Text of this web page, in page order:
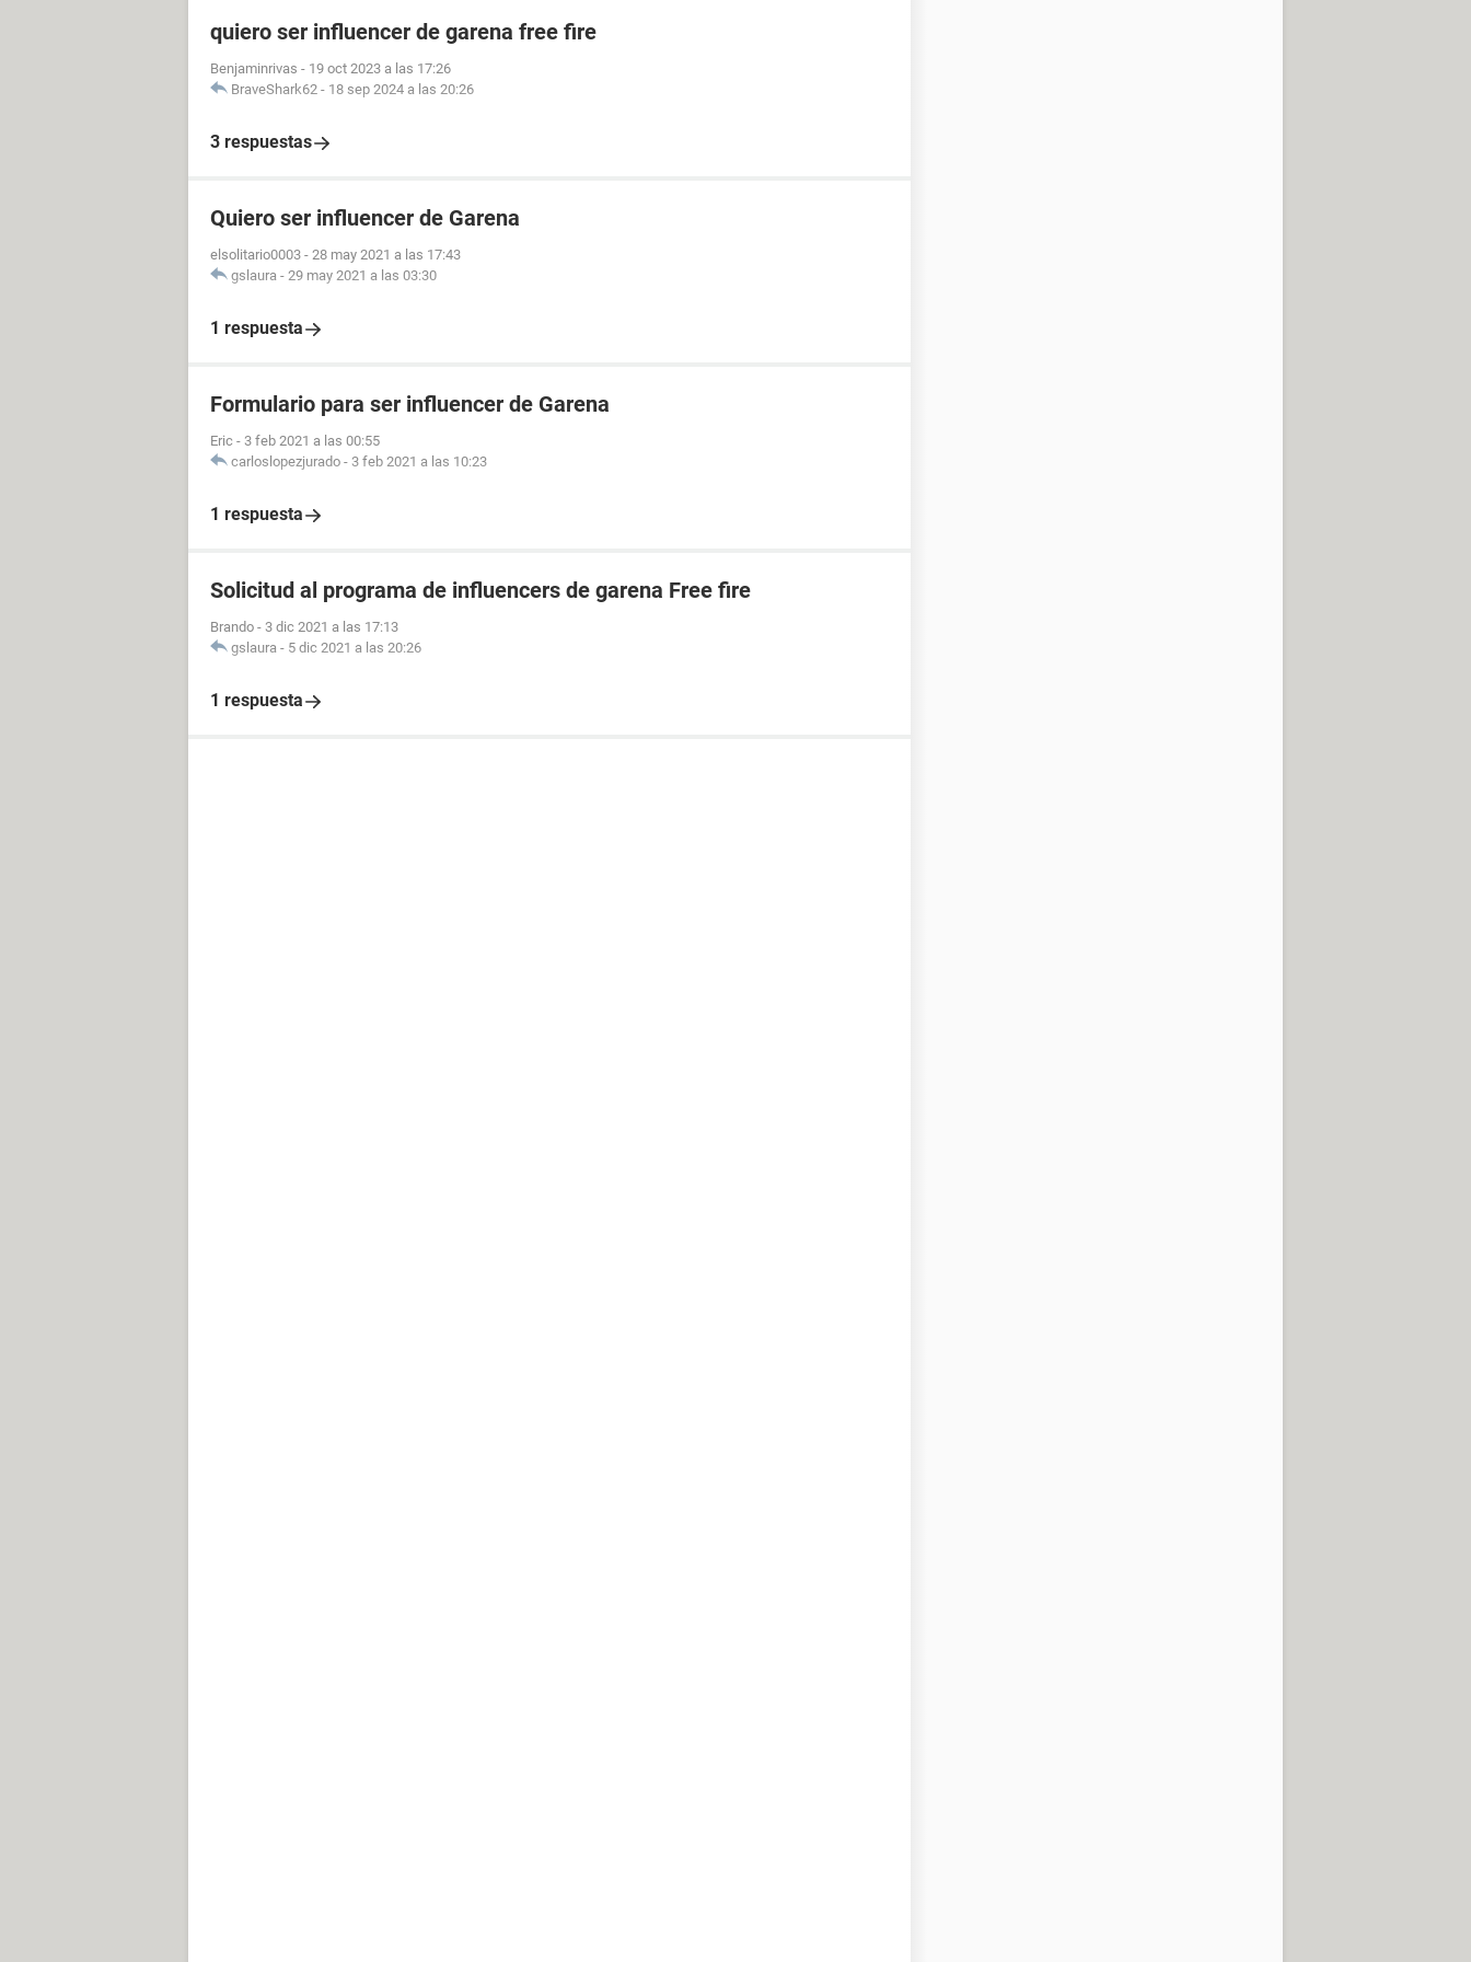
quiero ser influencer de garena free fire
Benjaminrivas - 19 oct 2023 a las 17:26
BraveShark62 - 18 sep 2024 a las 20:26
3 respuestas
Quiero ser influencer de Garena
elsolitario0003 - 28 may 2021 a las 17:43
gslaura - 29 may 2021 a las 03:30
1 respuesta
Formulario para ser influencer de Garena
Eric - 3 feb 2021 a las 00:55
carloslopezjurado - 3 feb 2021 a las 10:23
1 respuesta
Solicitud al programa de influencers de garena Free fire
Brando - 3 dic 2021 a las 17:13
gslaura - 5 dic 2021 a las 20:26
1 respuesta